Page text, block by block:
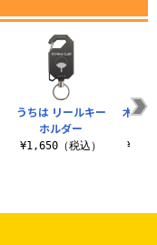
うちは リールキー
ホルダー
¥1,650（税込）
木ノ